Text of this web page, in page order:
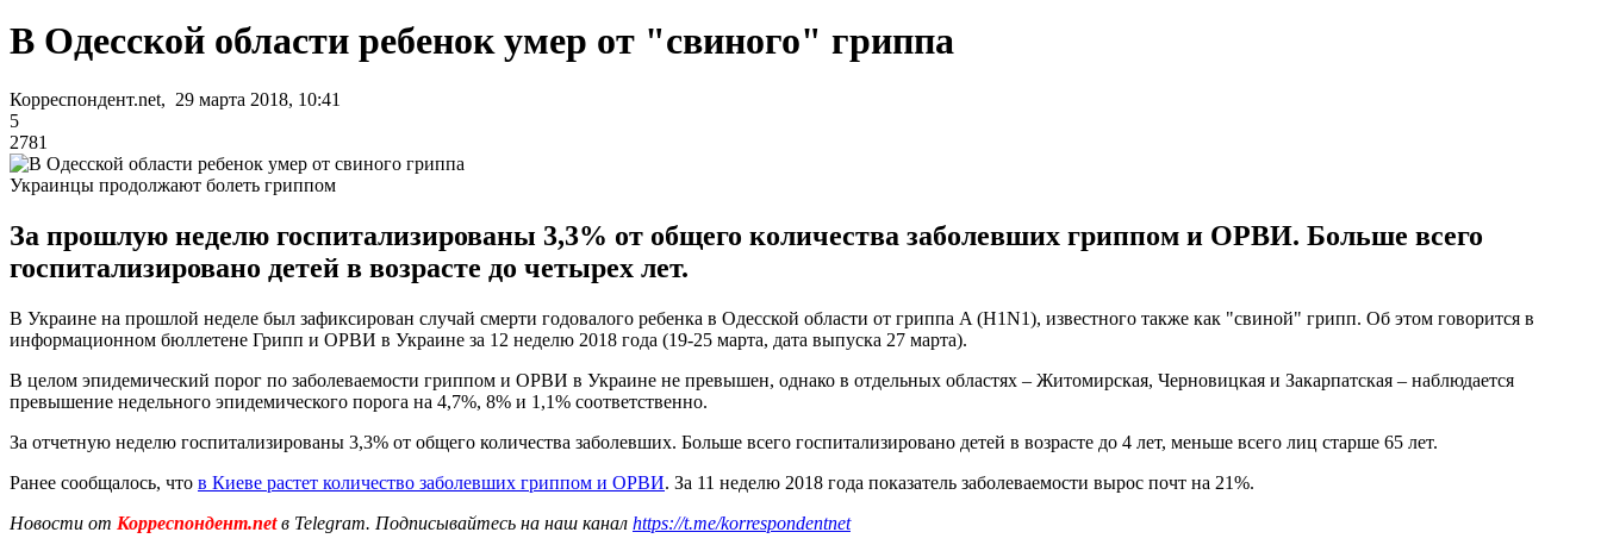
В Одесской области ребенок умер от "свиного" гриппа
Корреспондент.net, 29 марта 2018, 10:41
5
2781
Украинцы продолжают болеть гриппом
За прошлую неделю госпитализированы 3,3% от общего количества заболевших гриппом и ОРВИ. Больше всего
госпитализировано детей в возрасте до четырех лет.
В Украине на прошлой неделе был зафиксирован случай смерти годовалого ребенка в Одесской области от гриппа A (H1N1), известного также как "свиной" грипп. Об этом говорится в
информационном бюллетене Грипп и ОРВИ в Украине за 12 неделю 2018 года (19-25 марта, дата выпуска 27 марта).
В целом эпидемический порог по заболеваемости гриппом и ОРВИ в Украине не превышен, однако в отдельных областях – Житомирская, Черновицкая и Закарпатская – наблюдается
превышение недельного эпидемического порога на 4,7%, 8% и 1,1% соответственно.
За отчетную неделю госпитализированы 3,3% от общего количества заболевших. Больше всего госпитализировано детей в возрасте до 4 лет, меньше всего лиц старше 65 лет.
Ранее сообщалось, что в Киеве растет количество заболевших гриппом и ОРВИ. За 11 неделю 2018 года показатель заболеваемости вырос почт на 21%.
Новости от Корреспондент.netв Telegram. Подписывайтесь на наш канал https://t.me/korrespondentnet